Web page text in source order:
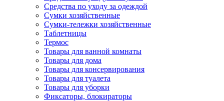
Средства по уходу за одеждой
Сумки хозяйственные
Сумки-тележки хозяйственные
Таблетницы
Термос
Товары для ванной комнаты
Товары для дома
Товары для консервирования
Товары для туалета
Товары для уборки
Фиксаторы, блокираторы